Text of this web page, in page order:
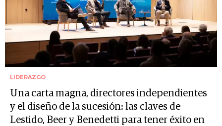
LIDERAZGO
Una carta magna, directores independientes
y el diseño de la sucesión: las claves de
Lestido, Beer y Benedetti para tener éxito en